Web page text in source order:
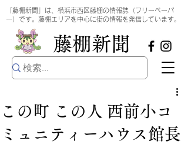
​藤棚新聞
「藤棚新聞」は、横浜市西区藤棚の情報誌（フリーペーパ
ー）です。藤棚エリアを中心に街の情報を発信しています。
この町 この人 西前小コ
ミュニティーハウス館長